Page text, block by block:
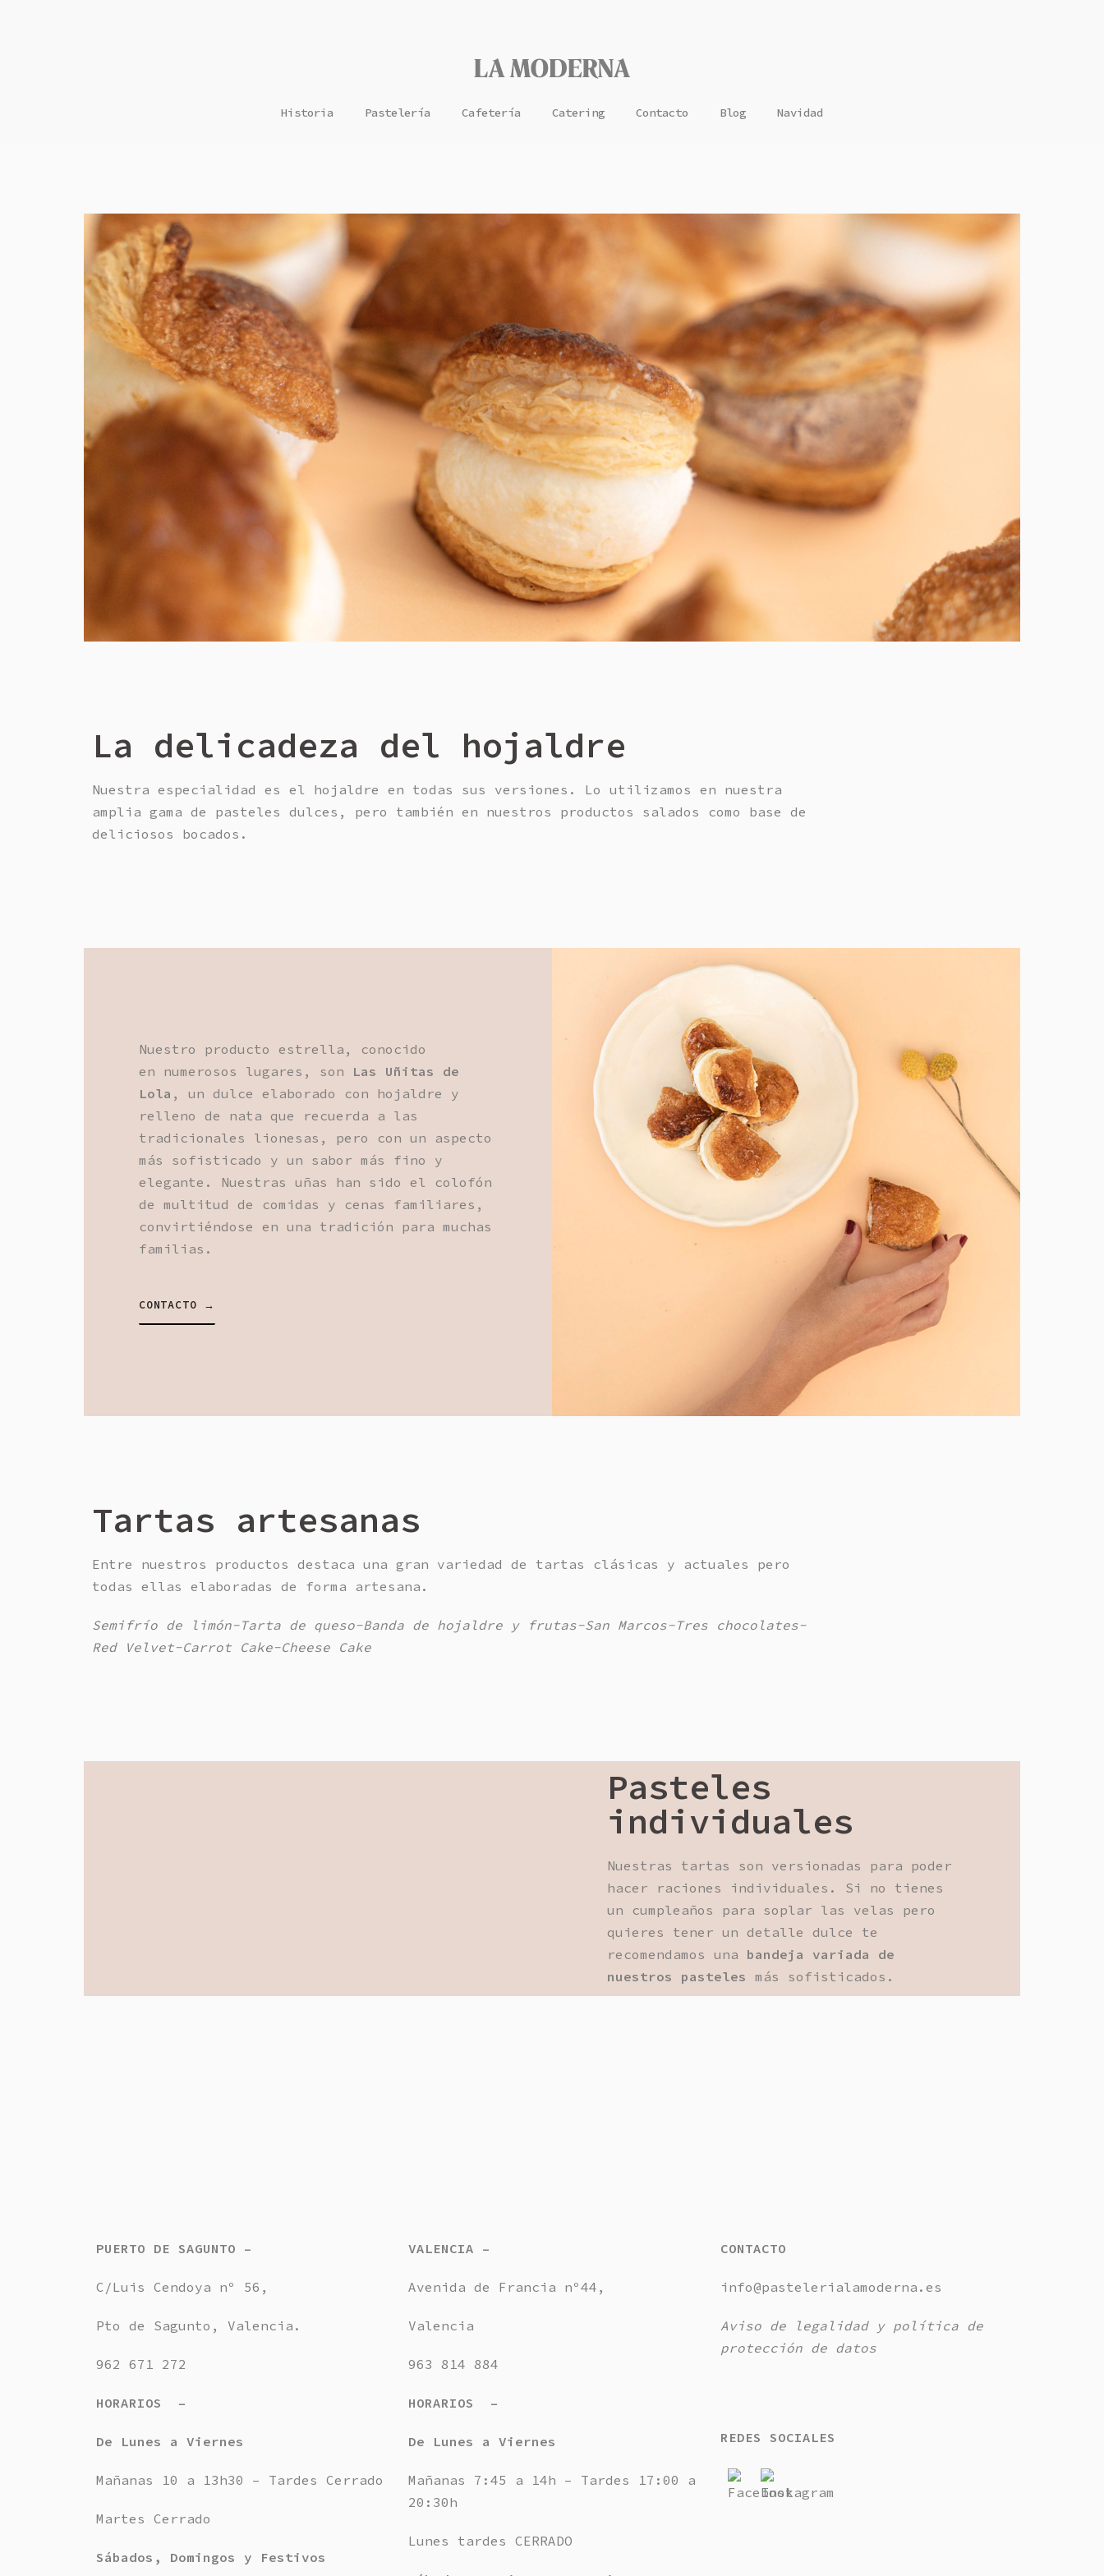
Historia Pastelería Cafetería Catering Contacto Blog Navidad
La delicadeza del hojaldre
Nuestra especialidad es el hojaldre en todas sus versiones. Lo utilizamos en nuestra
amplia gama de pasteles dulces, pero también en nuestros productos salados como base de
deliciosos bocados.
Nuestro producto estrella, conocido
en numerosos lugares, son Las Uñitas de
Lola , un dulce elaborado con hojaldre y
relleno de nata que recuerda a las
tradicionales lionesas, pero con un aspecto
más sofisticado y un sabor más fino y
elegante. Nuestras uñas han sido el colofón
de multitud de comidas y cenas familiares,
convirtiéndose en una tradición para muchas
familias.
CONTACTO →
Tartas artesanas
Entre nuestros productos destaca una gran variedad de tartas clásicas y actuales pero
todas ellas elaboradas de forma artesana.
Semifrío de limón-Tarta de queso-Banda de hojaldre y frutas-San Marcos-Tres chocolates-
Red Velvet-Carrot Cake-Cheese Cake
Pasteles
individuales
Nuestras tartas son versionadas para poder
hacer raciones individuales. Si no tienes
un cumpleaños para soplar las velas pero
quieres tener un detalle dulce te
recomendamos una bandeja variada de
nuestros pasteles más sofisticados.
PUERTO DE SAGUNTO –
C/Luis Cendoya nº 56,
Pto de Sagunto, Valencia.
962 671 272
HORARIOS –
De Lunes a Viernes
Mañanas 10 a 13h30 – Tardes Cerrado
Martes Cerrado
Sábados, Domingos y Festivos
VALENCIA –
Avenida de Francia nº44,
Valencia
963 814 884
HORARIOS –
De Lunes a Viernes
Mañanas 7:45 a 14h – Tardes 17:00 a
20:30h
Lunes tardes CERRADO
CONTACTO
info@pastelerialamoderna.es
Aviso de legalidad y política de
protección de datos
REDES SOCIALES